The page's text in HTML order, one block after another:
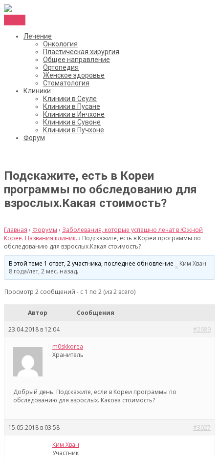
Лечение
Онкология
Пластическая хирургия
Общее направление
Ортопедия
Женское здоровье
Стоматология
Клиники
Клиники в Сеуле
Клиники в Пусане
Клиники в Инчхоне
Клиники в Сувоне
Клиники в Пучхоне
Форум
Подскажите, есть в Кореи
программы по обследованию для
взрослых.Какая стоимость?
Главная › Форумы › Заболевания, которые успешно лечат в Южной
Корее. Названия клиник. › Подскажите, есть в Кореи программы по
обследованию для взрослых.Какая стоимость?
В этой теме 1 ответ, 2 участника, последнее обновление
Ким Хван
8 года/лет, 2 мес. назад.
Просмотр 2 сообщений - с 1 по 2 (из 2 всего)
Автор
Сообщения
23.04.2018 в 12:04
#2689
m0skkorea
Хранитель
Добрый день. Подскажите, если в Кореи программы по
обследованию для взрослых. Какова стоимость?
15.05.2018 в 03:58 #3027
Ким Хван
Участник